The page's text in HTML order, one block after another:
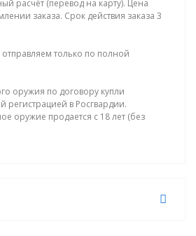
расчёт (перевод на карту). Цена
заказа. Срок действия заказа 3
только по полной
оружия по договору купли
в Росгвардии.
оружие продается с 18 лет (без